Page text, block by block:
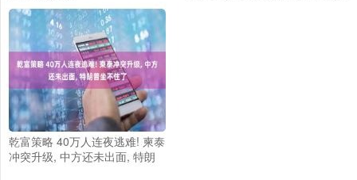
乾富策略 40万人连夜逃难! 柬泰
冲突升级, 中方还未出面, 特朗